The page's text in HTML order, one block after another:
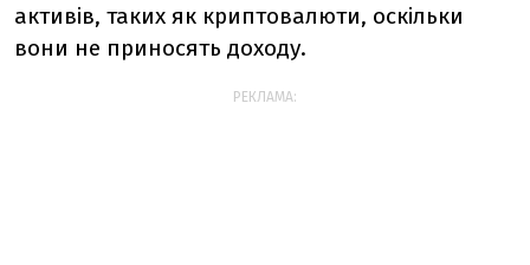
активів, таких як криптовалюти, оскільки
вони не приносять доходу.
РЕКЛАМА: